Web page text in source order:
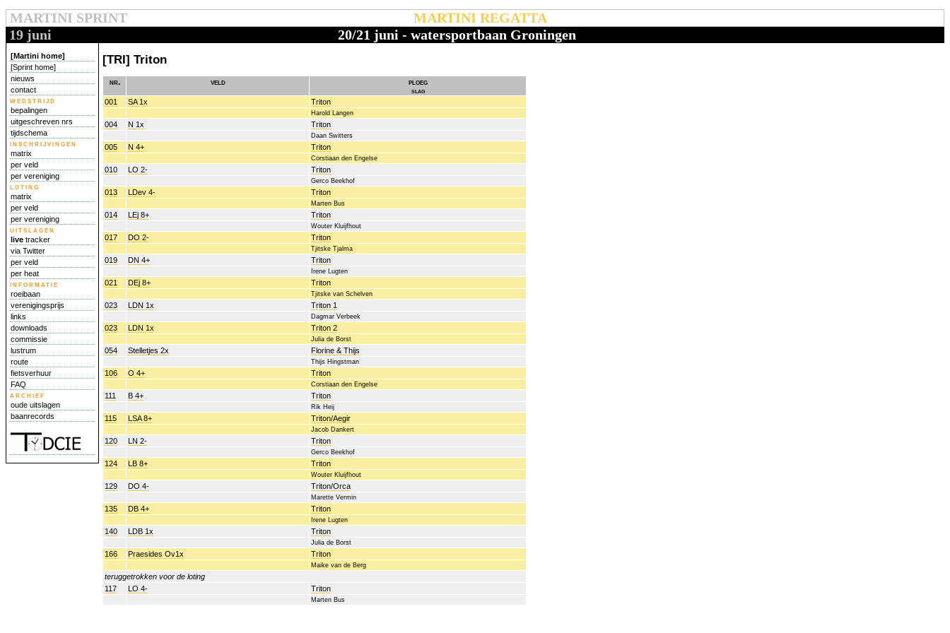
MARTINI SPRINT
MARTINI REGATTA
19 juni
20/21 juni - watersportbaan Groningen
[Martini home]
[Sprint home]
nieuws
contact
wedstrijd
bepalingen
uitgeschreven nrs
tijdschema
inschrijvingen
matrix
per veld
per vereniging
loting
matrix
per veld
per vereniging
uitslagen
live tracker
via Twitter
per veld
per heat
informatie
roeibaan
verenigingsprijs
links
downloads
commissie
lustrum
route
fietsverhuur
FAQ
archief
oude uitslagen
baanrecords
[TRI] Triton
nr. veld ploeg
slag
001 SA 1x Triton
Harold Langen
004 N 1x Triton
Daan Switters
005 N 4+ Triton
Corstiaan den Engelse
010 LO 2- Triton
Gerco Beekhof
013 LDev 4- Triton
Marten Bus
014 LEj 8+ Triton
Wouter Kluijfhout
017 DO 2- Triton
Tjitske Tjalma
019 DN 4+ Triton
Irene Lugten
021 DEj 8+ Triton
Tjitske van Schelven
023 LDN 1x Triton 1
Dagmar Verbeek
023 LDN 1x Triton 2
Julia de Borst
054 Stelletjes 2x Florine & Thijs
Thijs Hingstman
106 O 4+ Triton
Corstiaan den Engelse
111 B 4+ Triton
Rik Heij
115 LSA 8+ Triton/Aegir
Jacob Dankert
120 LN 2- Triton
Gerco Beekhof
124 LB 8+ Triton
Wouter Kluijfhout
129 DO 4- Triton/Orca
Marette Vermin
135 DB 4+ Triton
Irene Lugten
140 LDB 1x Triton
Julia de Borst
166 Praesides Ov1x Triton
Maike van de Berg
teruggetrokken voor de loting
117
LO 4- Triton
Marten Bus